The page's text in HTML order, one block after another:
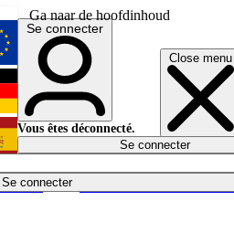
Ga naar de hoofdinhoud
Close menu
Se connecter
English
Deutsch
Español
Se connecter
Vous êtes déconnecté.
Se connecter